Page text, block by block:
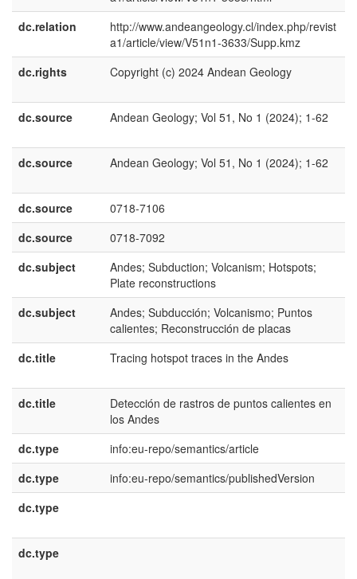
dc.relation
http://www.andeangeology.cl/index.php/revist
a1/article/view/V51n1-3633/Supp.kmz
dc.rights
Copyright (c) 2024 Andean Geology
dc.source
Andean Geology; Vol 51, No 1 (2024); 1-62
dc.source
Andean Geology; Vol 51, No 1 (2024); 1-62
dc.source
0718-7106
dc.source
0718-7092
dc.subject
Andes; Subduction; Volcanism; Hotspots;
Plate reconstructions
dc.subject
Andes; Subducción; Volcanismo; Puntos
calientes; Reconstrucción de placas
dc.title
Tracing hotspot traces in the Andes
dc.title
Detección de rastros de puntos calientes en
los Andes
dc.type
info:eu-repo/semantics/article
dc.type
info:eu-repo/semantics/publishedVersion
dc.type
dc.type